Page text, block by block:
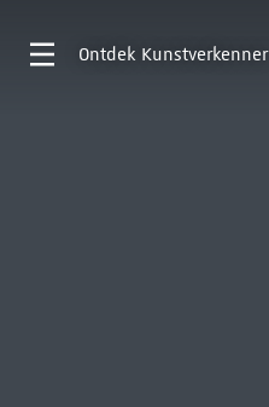
Ontdek Kunstverkenner